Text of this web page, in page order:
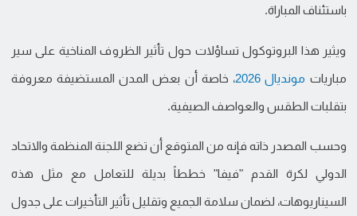
باستئناف المباراة.
ويثير هذا البروتوكول تساؤلات حول تأثير الظروف المناخية على سير
مباريات مونديال 2026 ، خاصة أن بعض المدن المستضيفة معروفة
بتقلبات الطقس والعواصف الصيفية.
وحسب المصدر ذاته فإنه من المتوقع أن تضع اللجنة المنظمة والاتحاد
الدولي لكرة القدم "فيفا" خططاً بديلة للتعامل مع مثل هذه
السيناريوهات، لضمان سلامة الجميع وتقليل تأثير التأخيرات على جدول